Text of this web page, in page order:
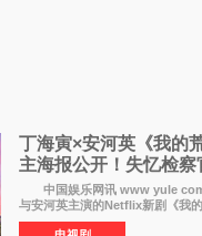
丁海寅×安河英《我的
主海报公开！失忆检察
友”同居罗曼史来
中国娱乐网讯 www yule com cn 由
与安河英主演的Netflix新剧《我
近日公开主海报，正式进入开